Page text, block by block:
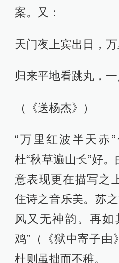
案。又：
天门夜上宾出日，万
归来平地看跳丸，一
（《送杨杰》）
“万里红波半天赤
杜“秋草遍山长”好
意表现更在描写之
住诗之音乐美。苏
风又无神韵。再如
鸡”（《狱中寄子由
杜则虽拙而不稚。